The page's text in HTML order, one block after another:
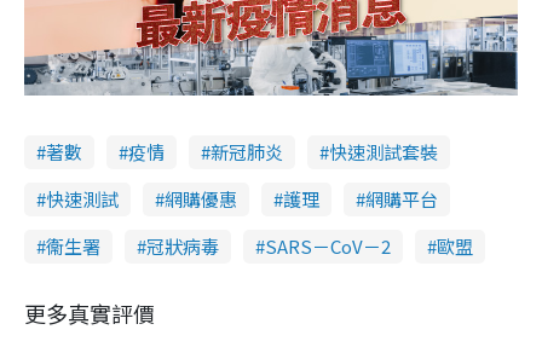
著數 疫情 新冠肺炎
快速測試套裝
快速測試
網購優惠 護理
網購平台
衞生署
冠狀病毒 SARS－CoV－2 歐盟
更多真實評價